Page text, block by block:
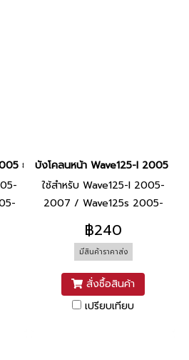
ยี่ห้อ SCT [R340 แดงบรอนซ์]
บังโคลนหน้า Wave125-I 2005 ยี่
ใช้สำหรับ Wave125-I 2005-
2007 / Wave125s 2005-
2007
฿240
มีสินค้าราคาส่ง
สั่งซื้อสินค้า
เปรียบเทียบ